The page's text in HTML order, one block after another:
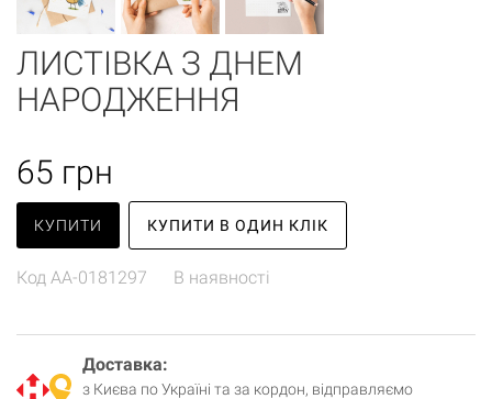
ЛИСТІВКА З ДНЕМ
НАРОДЖЕННЯ
65 грн
КУПИТИ КУПИТИ В ОДИН КЛІК
Код AA-0181297 В наявності
Доставка:
з Києва по Україні та за кордон, відправляємо